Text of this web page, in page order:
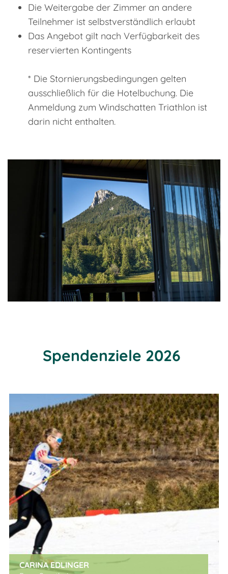
Die Weitergabe der Zimmer an andere
Teilnehmer ist selbstverständlich erlaubt
Das Angebot gilt nach Verfügbarkeit des
reservierten Kontingents
* Die Stornierungsbedingungen gelten
ausschließlich für die Hotelbuchung. Die
Anmeldung zum Windschatten Triathlon ist
darin nicht enthalten.
Spendenziele 2026
CARINA EDLINGER